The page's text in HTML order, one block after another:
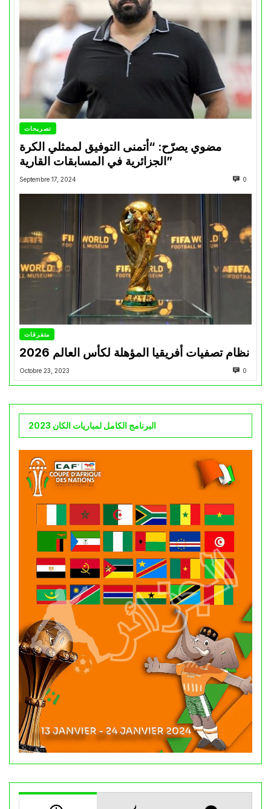
تصريحات
مضوي يصرّح: “أتمنى التوفيق لممثلي الكرة
الجزائرية في المسابقات القارية”
Septembre 17, 2024 0
متفرقات
نظام تصفيات أفريقيا المؤهلة لكأس العالم 2026
Octobre 23, 2023 0
البرنامج الكامل لمباريات الكان 2023